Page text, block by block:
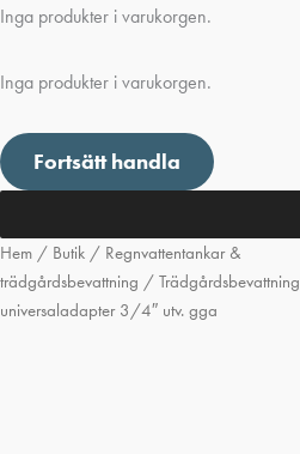
Inga produkter i varukorgen.
Inga produkter i varukorgen.
Fortsätt handla
Hem / Butik / Regnvattentankar &
trädgårdsbevattning / Trädgårdsbevattning
universaladapter 3/4″ utv. gga